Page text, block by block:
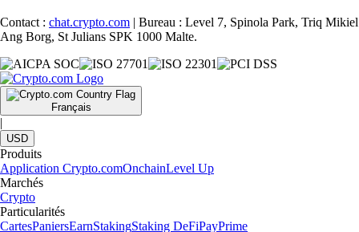
Contact : chat.crypto.com | Bureau : Level 7, Spinola Park, Triq Mikiel
Ang Borg, St Julians SPK 1000 Malte.
Français
|
USD
Produits
Application Crypto.comOnchainLevel Up
Marchés
Crypto
Particularités
CartesPaniersEarnStakingStaking DeFiPayPrime